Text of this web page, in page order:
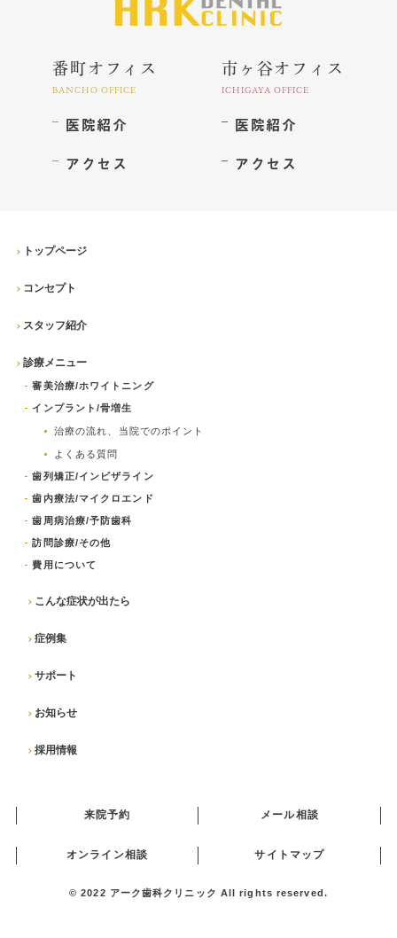
番町オフィス
BANCHO OFFICE
医院紹介
アクセス
市ヶ谷オフィス
ICHIGAYA OFFICE
医院紹介
アクセス
トップページ
コンセプト
スタッフ紹介
診療メニュー
審美治療/ホワイトニング
インプラント/骨増生
治療の流れ、当院でのポイント
よくある質問
歯列矯正/インビザライン
歯内療法/マイクロエンド
歯周病治療/予防歯科
訪問診療/その他
費用について
こんな症状が出たら
症例集
サポート
お知らせ
採用情報
来院予約 メール相談
オンライン相談 サイトマップ
© 2022 アーク歯科クリニック All rights reserved.